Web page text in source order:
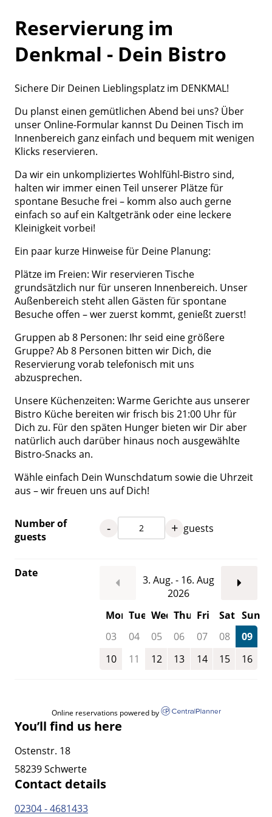
Reservierung im
Denkmal - Dein Bistro
Sichere Dir Deinen Lieblingsplatz im DENKMAL!
Du planst einen gemütlichen Abend bei uns? Über
unser Online-Formular kannst Du Deinen Tisch im
Innenbereich ganz einfach und bequem mit wenigen
Klicks reservieren.
Da wir ein unkompliziertes Wohlfühl-Bistro sind,
halten wir immer einen Teil unserer Plätze für
spontane Besuche frei – komm also auch gerne
einfach so auf ein Kaltgetränk oder eine leckere
Kleinigkeit vorbei!
Ein paar kurze Hinweise für Deine Planung:
Plätze im Freien: Wir reservieren Tische
grundsätzlich nur für unseren Innenbereich. Unser
Außenbereich steht allen Gästen für spontane
Besuche offen – wer zuerst kommt, genießt zuerst!
Gruppen ab 8 Personen: Ihr seid eine größere
Gruppe? Ab 8 Personen bitten wir Dich, die
Reservierung vorab telefonisch mit uns
abzusprechen.
Unsere Küchenzeiten: Warme Gerichte aus unserer
Bistro Küche bereiten wir frisch bis 21:00 Uhr für
Dich zu. Für den späten Hunger bieten wir Dir aber
natürlich auch darüber hinaus noch ausgewählte
Bistro-Snacks an.
Wähle einfach Dein Wunschdatum sowie die Uhrzeit
aus – wir freuen uns auf Dich!
Number of
guests
- + guests
Date
3. Aug. - 16. Aug
2026
Mon Tue Wed Thu Fri Sat Sun
03
04 05 06 07 08
09
10
11 12 13 14 15 16
Online reservations powered by
You’ll find us here
Ostenstr. 18
58239 Schwerte
Contact details
02304 - 4681433